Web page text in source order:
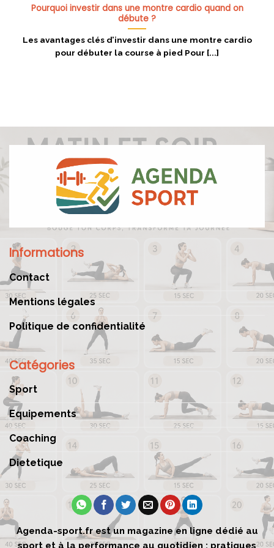
Pourquoi investir dans une montre cardio quand on
débute ?
Les avantages clés d’investir dans une montre cardio
pour débuter la course à pied Pour [...]
Informations
Contact
Mentions légales
Politique de confidentialité
Catégories
Sport
Equipements
Coaching
Dietetique
Agenda-sport.fr est un magazine en ligne dédié au
sport et à la performance au quotidien : pratiques